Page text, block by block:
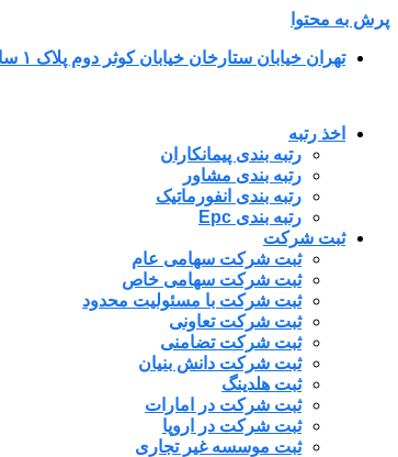
پرش به محتوا
تهران خیابان ستارخان خیابان کوثر دوم پلاک ۱ ساختمان دلگشا طبقه پنجم واحد ۳۴
اخذ رتبه
رتبه بندی پیمانکاران
رتبه بندی مشاور
رتبه بندی انفورماتیک
رتبه بندی Epc
ثبت شرکت
ثبت شرکت سهامی عام
ثبت شرکت سهامی خاص
ثبت شرکت با مسئولیت محدود
ثبت شرکت تعاونی
ثبت شرکت تضامنی
ثبت شرکت دانش بنیان
ثبت هلدینگ
ثبت شرکت در امارات
ثبت شرکت در اروپا
ثبت موسسه غیر تجاری